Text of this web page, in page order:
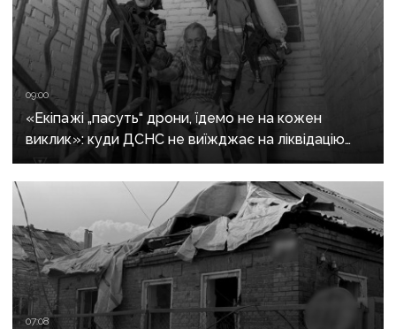
09:00
«Екіпажі „пасуть“ дрони, їдемо не на кожен
виклик»: куди ДСНС не виїжджає на ліквідацію
надзвичайних ситуацій у Краматорську
та Слов’янську
07:08